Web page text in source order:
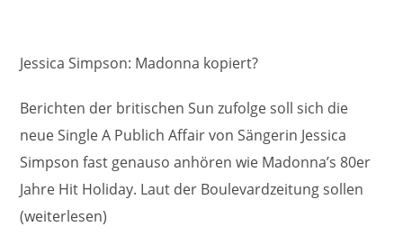
Jessica Simpson: Madonna kopiert?
Berichten der britischen Sun zufolge soll sich die
neue Single A Publich Affair von Sängerin Jessica
Simpson fast genauso anhören wie Madonna’s 80er
Jahre Hit Holiday. Laut der Boulevardzeitung sollen
(weiterlesen)